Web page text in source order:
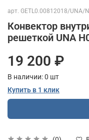
арт. GETL0.00812018/UNA/
Конвектор
решеткой UNA
19 200 ₽
В наличии:0 шт
Купить в 1 клик